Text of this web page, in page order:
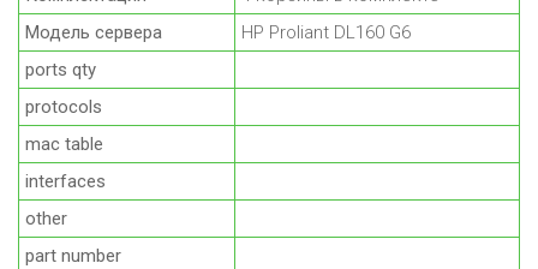
Модель сервера
HP Proliant DL160 G6
ports qty
protocols
mac table
interfaces
other
part number